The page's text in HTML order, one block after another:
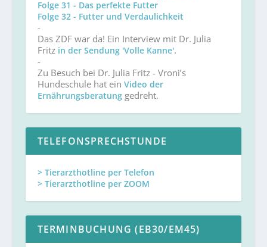
Folge 31 - Das perfekte Futter
Folge 32 - Futter und Verdaulichkeit
-
Das ZDF war da! Ein Interview mit Dr. Julia
Fritz in der Sendung 'Volle Kanne'.
-
Zu Besuch bei Dr. Julia Fritz - Vroni’s
Hundeschule hat ein Video der
Ernährungsberatung gedreht.
TELEFONSPRECHSTUNDE
> Tierarzthotline per Telefon
> Tierarzthotline per ZOOM
TERMINBUCHUNG (EB30/EM45)